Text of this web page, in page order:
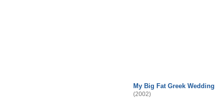
My Big Fat Greek Wedding
(2002)